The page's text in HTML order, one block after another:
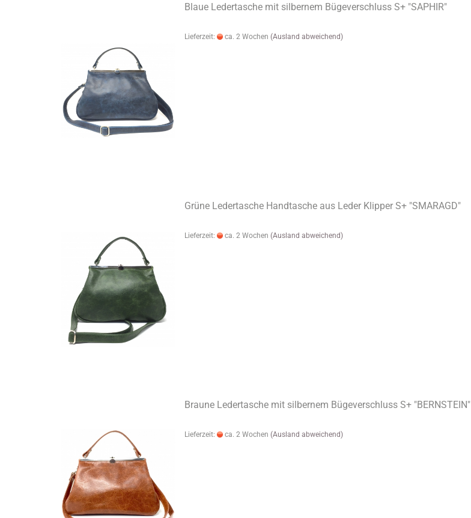
Blaue Ledertasche mit silbernem Bügeverschluss S+ "SAPHIR"
Lieferzeit: ca. 2 Wochen (Ausland abweichend)
Grüne Ledertasche Handtasche aus Leder Klipper S+ "SMARAGD"
Lieferzeit: ca. 2 Wochen (Ausland abweichend)
Braune Ledertasche mit silbernem Bügeverschluss S+ "BERNSTEIN"
Lieferzeit: ca. 2 Wochen (Ausland abweichend)